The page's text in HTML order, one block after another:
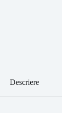
Descriere